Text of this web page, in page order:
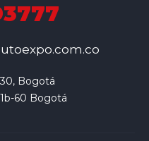
30, Bogotá
60 Bogotá